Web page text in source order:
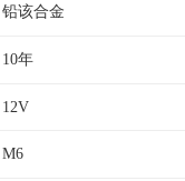
铅该合金
10年
12V
M6